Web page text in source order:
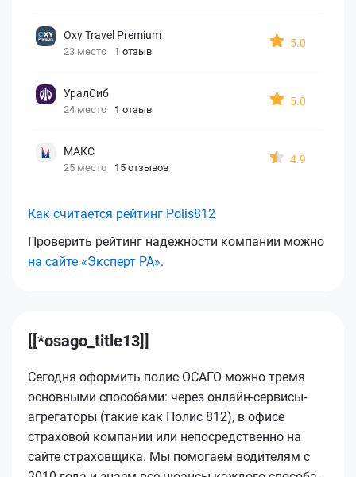
Oxy Travel Premium
23 место 1 отзыв
5.0
УралСиб
24 место 1 отзыв
5.0
МАКС
25 место 15 отзывов
4.9
Как считается рейтинг Polis812
Проверить рейтинг надежности компании можно
на сайте «Эксперт РА».
[[*osago_title13]]
Сегодня оформить полис ОСАГО можно тремя
основными способами: через онлайн-сервисы-
агрегаторы (такие как Полис 812), в офисе
страховой компании или непосредственно на
сайте страховщика. Мы помогаем водителям с